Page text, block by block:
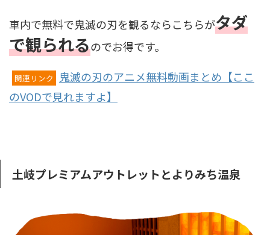
車内で無料で鬼滅の刃を観るならこちらがタダ
で観られるのでお得です。
関連リンク
鬼滅の刃のアニメ無料動画まとめ【ここ
のVODで見れますよ】
土岐プレミアムアウトレットとよりみち温泉